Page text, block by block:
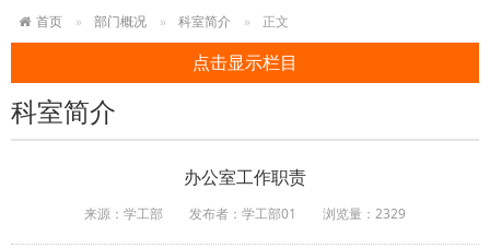
首页 部门概况 科室简介 正文
点击显示栏目
科室简介
办公室工作职责
来源：学工部 发布者：学工部01 浏览量： 2329